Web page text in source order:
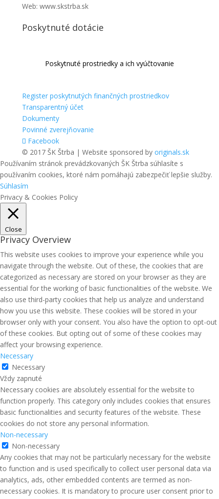
Web: www.skstrba.sk
Poskytnuté dotácie
Poskytnuté prostriedky a ich vyúčtovanie
Register poskytnutých finančných prostriedkov
Transparentný účet
Dokumenty
Povinné zverejňovanie
Facebook
© 2017 ŠK Štrba | Website sponsored by originals.sk
Používaním stránok prevádzkovaných ŠK Štrba súhlasíte s
používaním cookies, ktoré nám pomáhajú zabezpečiť lepšie služby.
Súhlasím
Privacy & Cookies Policy
Close
Privacy Overview
This website uses cookies to improve your experience while you
navigate through the website. Out of these, the cookies that are
categorized as necessary are stored on your browser as they are
essential for the working of basic functionalities of the website. We
also use third-party cookies that help us analyze and understand
how you use this website. These cookies will be stored in your
browser only with your consent. You also have the option to opt-out
of these cookies. But opting out of some of these cookies may
affect your browsing experience.
Necessary
Necessary
Vždy zapnuté
Necessary cookies are absolutely essential for the website to
function properly. This category only includes cookies that ensures
basic functionalities and security features of the website. These
cookies do not store any personal information.
Non-necessary
Non-necessary
Any cookies that may not be particularly necessary for the website
to function and is used specifically to collect user personal data via
analytics, ads, other embedded contents are termed as non-
necessary cookies. It is mandatory to procure user consent prior to